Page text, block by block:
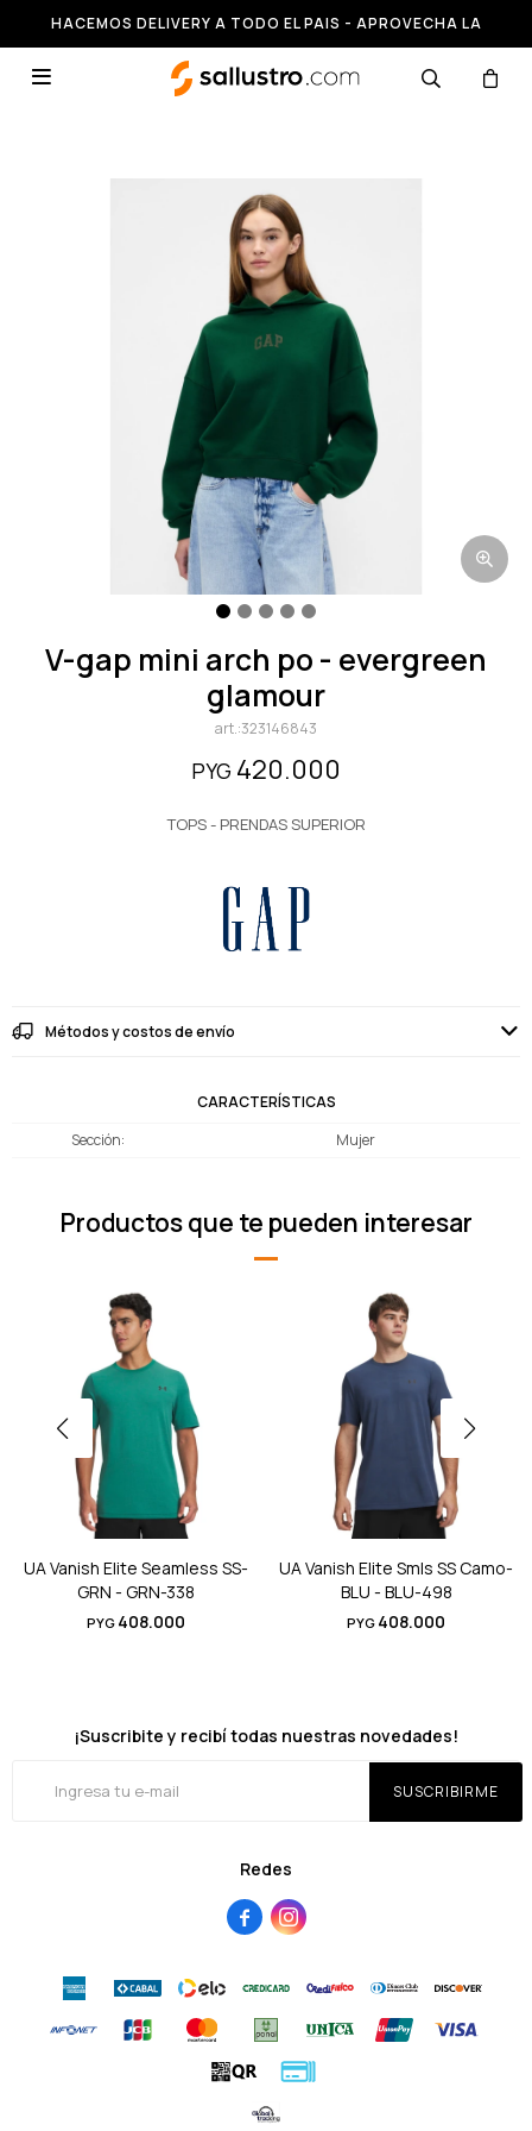
HACEMOS DELIVERY A TODO EL PAIS - APROVECHA LA
RUNNING HASTA 50% OFF

v-gap mini arch po - evergreen
glamour
323146843
PYG 420.000
TOPS - PRENDAS SUPERIOR
Métodos y costos de envío
CARACTERÍSTICAS
Sección
Mujer
Productos que te pueden interesar
UA Vanish Elite Seamless SS-
GRN - GRN-338
PYG 408.000
UA Vanish Elite Smls SS Camo-
BLU - BLU-498
PYG 408.000
Redes
 
¡Suscribite y recibí todas nuestras novedades!
SUSCRIBIRME